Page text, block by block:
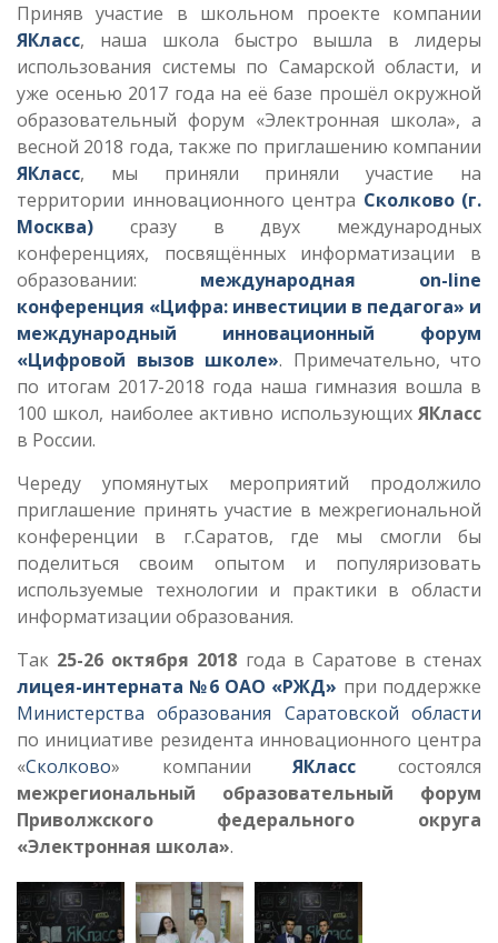
Приняв участие в школьном проекте компании
ЯКласс, наша школа быстро вышла в лидеры
использования системы по Самарской области, и
уже осенью 2017 года на её базе прошёл окружной
образовательный форум «Электронная школа», а
весной 2018 года, также по приглашению компании
ЯКласс, мы приняли приняли участие на
территории инновационного центра Сколково (г.
Москва) сразу в двух международных
конференциях, посвящённых информатизации в
образовании: международная on-line
конференция «Цифра: инвестиции в педагога» и
международный инновационный форум
«Цифровой вызов школе». Примечательно, что
по итогам 2017-2018 года наша гимназия вошла в
100 школ, наиболее активно использующих ЯКласс
в России.
Череду упомянутых мероприятий продолжило
приглашение принять участие в межрегиональной
конференции в г.Саратов, где мы смогли бы
поделиться своим опытом и популяризовать
используемые технологии и практики в области
информатизации образования.
Так 25-26 октября 2018 года в Саратове в стенах
лицея-интерната №6 ОАО «РЖД» при поддержке
Министерства образования Саратовской области
по инициативе резидента инновационного центра
«Сколково» компанииЯКласс
состоялся
межрегиональный образовательный форум
Приволжского федерального округа
«Электронная школа».